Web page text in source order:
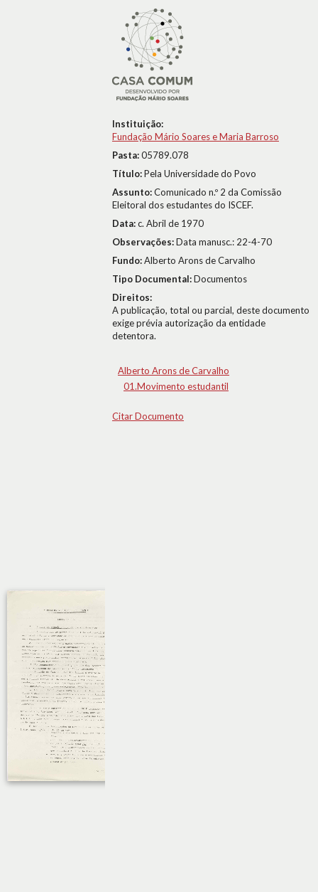
Instituição:
Fundação Mário Soares e Maria Barroso
Pasta:05789.078
Título:Pela Universidade do Povo
Assunto:Comunicado n.º 2 da Comissão
Eleitoral dos estudantes do ISCEF.
Data:c. Abril de 1970
Observações:Data manusc.: 22-4-70
Fundo:Alberto Arons de Carvalho
Tipo Documental:Documentos
Direitos:
A publicação, total ou parcial, deste documento
exige prévia autorização da entidade
detentora.
Alberto Arons de Carvalho
01.Movimento estudantil
Citar Documento